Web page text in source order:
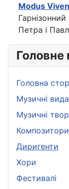
Головна
Музичні
Музичні
Композитори
Диригенти
Хори
Фестивалі
Modus
Петра і